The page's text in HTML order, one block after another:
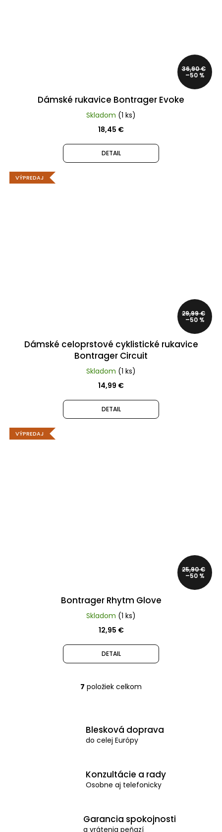
36,90 €
–50 %
Dámské rukavice Bontrager Evoke
Skladom (1 ks)
18,45 €
DETAIL
VÝPREDAJ
29,99 €
–50 %
Dámské celoprstové cyklistické rukavice
Bontrager Circuit
Skladom (1 ks)
14,99 €
DETAIL
VÝPREDAJ
25,90 €
–50 %
Bontrager Rhytm Glove
Skladom (1 ks)
12,95 €
DETAIL
O
á
d
c
i
p
7 položiek celkom
Blesková doprava
do celej Európy
Konzultácie a rady
Osobne aj telefonicky
Garancia spokojnosti
a vrátenia peňazí